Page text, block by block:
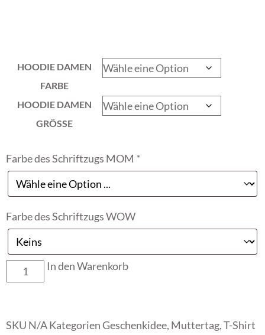
HOODIE DAMEN
FARBE
HOODIE DAMEN
GRÖSSE
Farbe des Schriftzugs MOM *
Farbe des Schriftzugs WOW
In den Warenkorb
SKU N/AKategorienGeschenkidee, Muttertag,T-Shirt